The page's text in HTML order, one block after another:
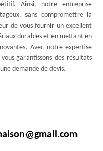
Ainsi, notre entreprise
sans compromettre la
de vous fournir un excellent
durables et en mettant en
Avec notre expertise
garantissons des résultats
demande de devis.